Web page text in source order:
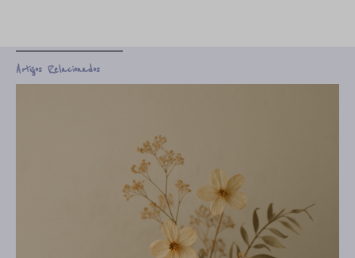
Artigos Relacionados